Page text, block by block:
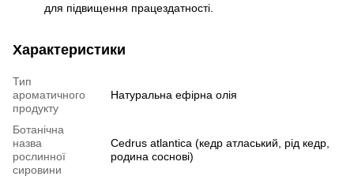
для підвищення працездатності.
Характеристики
Тип
ароматичного
продукту
Натуральна ефірна олія
Ботанічна
назва
рослинної
сировини
Cedrus atlantica (кедр атласький, рід кедр,
родина соснові)